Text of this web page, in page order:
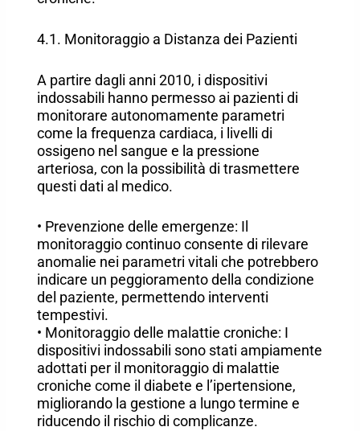
4.1. Monitoraggio a Distanza dei Pazienti
A partire dagli anni 2010, i dispositivi
indossabili hanno permesso ai pazienti di
monitorare autonomamente parametri
come la frequenza cardiaca, i livelli di
ossigeno nel sangue e la pressione
arteriosa, con la possibilità di trasmettere
questi dati al medico.
• Prevenzione delle emergenze: Il
monitoraggio continuo consente di rilevare
anomalie nei parametri vitali che potrebbero
indicare un peggioramento della condizione
del paziente, permettendo interventi
tempestivi.
• Monitoraggio delle malattie croniche: I
dispositivi indossabili sono stati ampiamente
adottati per il monitoraggio di malattie
croniche come il diabete e l’ipertensione,
migliorando la gestione a lungo termine e
riducendo il rischio di complicanze.